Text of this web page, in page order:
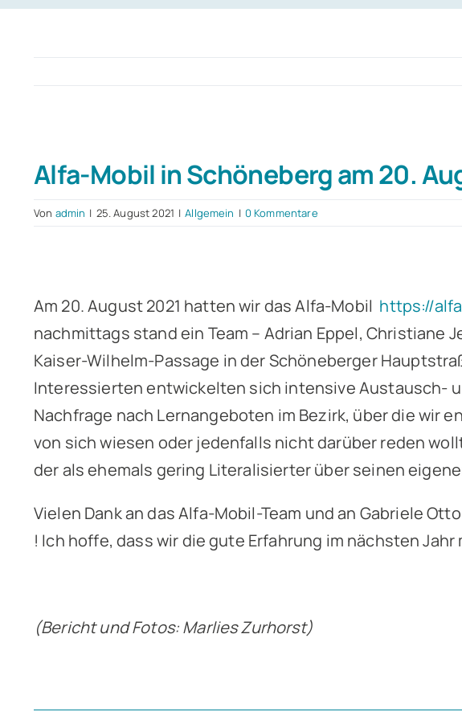
grösseres
Alfa-Mobil in Schöneberg am 20.
Von admin | 25. August 2021 | Allgemein | 0 Kommentare
Am 20. August 2021 hatten wir das Alfa-Mobil https://
nachmittags stand ein Team – Adrian Eppel, Christiane
Kaiser-Wilhelm-Passage in der Schöneberger
Interessierten entwickelten sich intensive Austausch-
Nachfrage nach Lernangeboten im Bezirk, über die wir
von sich wiesen oder jedenfalls nicht darüber reden
der als ehemals gering Literalisierter über seinen
Vielen Dank an das Alfa-Mobil-Team und an Gabriele
! Ich hoffe, dass wir die gute Erfahrung im nächsten
(Bericht und Fotos: Marlies Zurhorst)